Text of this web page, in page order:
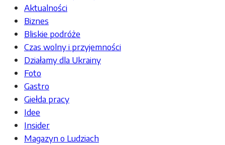
Aktualności
Biznes
Bliskie podróże
Czas wolny i przyjemności
Działamy dla Ukrainy
Foto
Gastro
Giełda pracy
Idee
Insider
Magazyn o Ludziach